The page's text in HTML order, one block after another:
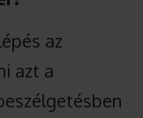
az
azt a